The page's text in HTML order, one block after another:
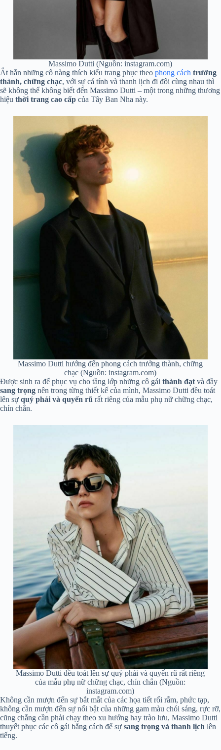
Massimo Dutti (Nguồn: instagram.com)
Ắt hẳn những cô nàng thích kiểu trang phục theo phong cách trưởng
thành, chững chạc, với sự cá tính và thanh lịch đi đôi cùng nhau thì
sẽ không thể không biết đến Massimo Dutti – một trong những thương
hiệu thời trang cao cấp của Tây Ban Nha này.
Massimo Dutti hướng đến phong cách trưởng thành, chững
chạc (Nguồn: instagram.com)
Được sinh ra để phục vụ cho tầng lớp những cô gái thành đạt và đầy
sang trọng nên trong từng thiết kế của mình, Massimo Dutti đều toát
lên sự quý phái và quyến rũ rất riêng của mẫu phụ nữ chững chạc,
chín chắn.
Massimo Dutti đều toát lên sự quý phái và quyến rũ rất riêng
của mẫu phụ nữ chững chạc, chín chắn (Nguồn:
instagram.com)
Không cần mượn đến sự bắt mắt của các họa tiết rối rắm, phức tạp,
không cần mượn đến sự nổi bật của những gam màu chói sáng, rực rỡ,
cũng chẳng cần phải chạy theo xu hướng hay trào lưu, Massimo Dutti
thuyết phục các cô gái bằng cách để sự sang trọng và thanh lịch lên
tiếng.